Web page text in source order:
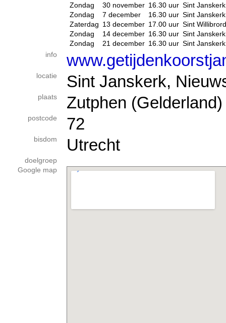
Zondag
30 november 16.30 uur Sint
Zondag
7 december 16.30 uur Sint
Zaterdag 13 december 17.00 uur Sint
Zondag
14 december 16.30 uur Sint
Zondag
21 december 16.30 uur Sint
info
locatie Sint Janskerk,
plaats Zutphen (Gelderland)
postcode 72
bisdom Utrecht
doelgroep
Google map